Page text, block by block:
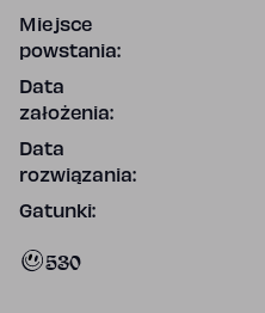
Miejsce
powstania:
Data
założenia:
Data
rozwiązania:
Gatunki:
530